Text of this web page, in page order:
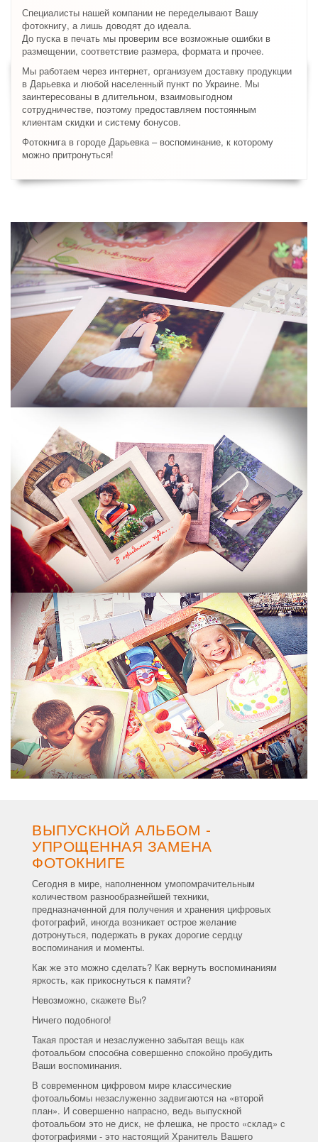
Специалисты нашей компании не переделывают Вашу
фотокнигу, а лишь доводят до идеала.
До пуска в печать мы проверим все возможные ошибки в
размещении, соответствие размера, формата и прочее.
Мы работаем через интернет, организуем доставку продукции
в Дарьевка и любой населенный пункт по Украине. Мы
заинтересованы в длительном, взаимовыгодном
сотрудничестве, поэтому предоставляем постоянным
клиентам скидки и систему бонусов.
Фотокнига в городе Дарьевка – воспоминание, к которому
можно притронуться!
ВЫПУСКНОЙ АЛЬБОМ -
УПРОЩЕННАЯ ЗАМЕНА
ФОТОКНИГЕ
Сегодня в мире, наполненном умопомрачительным
количеством разнообразнейшей техники,
предназначенной для получения и хранения цифровых
фотографий, иногда возникает острое желание
дотронуться, подержать в руках дорогие сердцу
воспоминания и моменты.
Как же это можно сделать? Как вернуть воспоминаниям
яркость, как прикоснуться к памяти?
Невозможно, скажете Вы?
Ничего подобного!
Такая простая и незаслуженно забытая вещь как
фотоальбом способна совершенно спокойно пробудить
Ваши воспоминания.
В современном цифровом мире классические
фотоальбомы незаслуженно задвигаются на «второй
план». И совершенно напрасно, ведь выпускной
фотоальбом это не диск, не флешка, не просто «склад» с
фотографиями - это настоящий Хранитель Вашего